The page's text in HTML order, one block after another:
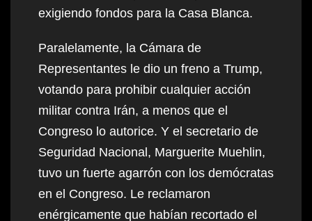
exigiendo fondos para la Casa Blanca.
Paralelamente, la Cámara de
Representantes le dio un freno a Trump,
votando para prohibir cualquier acción
militar contra Irán, a menos que el
Congreso lo autorice. Y el secretario de
Seguridad Nacional, Marguerite Muehlin,
tuvo un fuerte agarrón con los demócratas
en el Congreso. Le reclamaron
enérgicamente que habían recortado el